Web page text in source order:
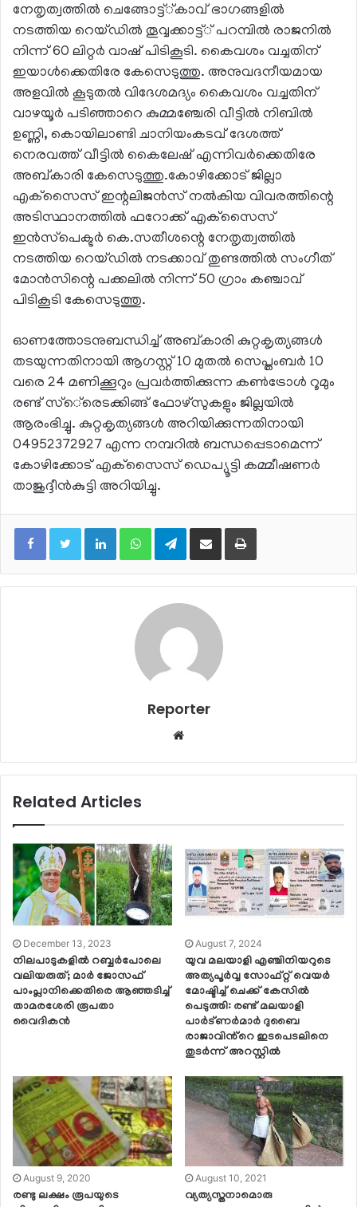
നേതൃത്വത്തില്‍ ചെങ്ങോട്ട്്കാവ് ഭാഗങ്ങളില്‍
നടത്തിയ റെയ്ഡില്‍ തൂവ്വക്കാട്ട്് പറമ്പില്‍ രാജനില്‍
നിന്ന് 60 ലിറ്റര്‍ വാഷ് പിടികൂടി. കൈവശം വച്ചതിന്
ഇയാള്‍ക്കെതിരേ കേസെടുത്തു. അനുവദനീയമായ
അളവില്‍ കൂടുതല്‍ വിദേശമദ്യം കൈവശം വച്ചതിന്
വാഴയൂര്‍ പടിഞ്ഞാറെ കുമ്മഞ്ചേരി വീട്ടില്‍ നിബില്‍
ഉണ്ണി, കൊയിലാണ്ടി ചാനിയംകടവ് ദേശത്ത്
നെരവത്ത് വീട്ടില്‍ കൈലേഷ് എന്നിവര്‍ക്കെതിരേ
അബ്കാരി കേസെടുത്തു.കോഴിക്കോട് ജില്ലാ
എക്‌സൈസ് ഇന്റലിജന്‍സ് നല്‍കിയ വിവരത്തിന്റെ
അടിസ്ഥാനത്തില്‍ ഫറോക്ക് എക്‌സൈസ്
ഇന്‍സ്‌പെക്ടര്‍ കെ.സതീശന്റെ നേതൃത്വത്തില്‍
നടത്തിയ റെയ്ഡില്‍ നടക്കാവ് തുണ്ടത്തില്‍ സംഗീത്
മോന്‍സിന്റെ പക്കലില്‍ നിന്ന് 50 ഗ്രാം കഞ്ചാവ്
പിടികൂടി കേസെടുത്തു.
ഓണത്തോടനുബന്ധിച്ച് അബ്കാരി കുറ്റകൃത്യങ്ങള്‍
തടയുന്നതിനായി ആഗസ്റ്റ് 10 മുതല്‍ സെപ്തംബര്‍ 10
വരെ 24 മണിക്കൂറും പ്രവര്‍ത്തിക്കുന്ന കണ്‍ട്രോള്‍ റൂമും
രണ്ട് സ്‌െ്രെടക്കിങ്ങ് ഫോഴ്‌സുകളും ജില്ലയില്‍
ആരംഭിച്ചു. കുറ്റകൃത്യങ്ങള്‍ അറിയിക്കുന്നതിനായി
04952372927 എന്ന നമ്പറില്‍ ബന്ധപ്പെടാമെന്ന്
കോഴിക്കോട് എക്‌സൈസ് ഡെപ്യൂട്ടി കമ്മീഷണര്‍
താജുദ്ദീന്‍കുട്ടി അറിയിച്ചു.
LinkedInWhatsAppTelegramShare via Email Print
Reporter
Website
Related Articles
December 13, 2023
നിലപാടുകളിൽ റബ്ബർപോലെ
വലിയരുത്; മാർ ജോസഫ്
പാംപ്ലാനിക്കെതിരെ ആഞ്ഞടിച്ച്
താമരശേരി രൂപതാ
വൈദികൻ
August 7, 2024
യുവ മലയാളി എഞ്ചിനിയറുടെ
അത്യപൂർവ്വ സോഫ്റ്റ് വെയർ
മോഷ്ടിച്ച് ചെക്ക് കേസിൽ
പെടുത്തി: രണ്ട് മലയാളി
പാർട്ണർമാർ ദുബൈ
രാജാവിൻ്റെ ഇടപെടലിനെ
തുടർന്ന് അറസ്റ്റിൽ
August 9, 2020
രണ്ടു ലക്ഷം രൂപയുടെ
August 10, 2021
വ്യത്യസ്തനാമൊരു